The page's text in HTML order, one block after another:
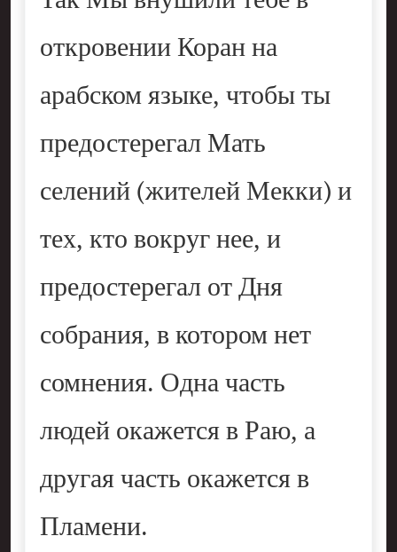
откровении Коран на
арабском языке, чтобы ты
предостерегал Мать
селений (жителей Мекки) и
тех, кто вокруг нее, и
предостерегал от Дня
собрания, в котором нет
сомнения. Одна часть
людей окажется в Раю, а
другая часть окажется в
Пламени.